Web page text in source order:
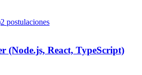
2 postulaciones
(Node.js, React, TypeScript)